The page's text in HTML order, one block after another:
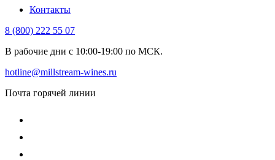
Контакты
8 (800) 222 55 07
В рабочие дни с 10:00-19:00 по МСК.
hotline@millstream-wines.ru
Почта горячей линии